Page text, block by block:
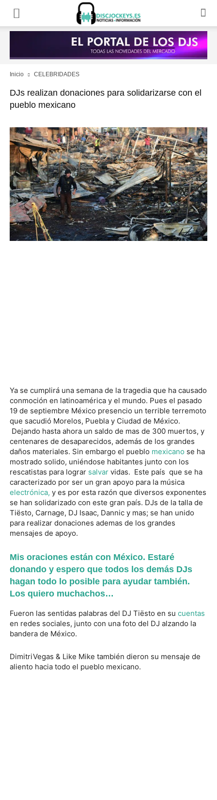
Inicio CELEBRIDADES
DJs realizan donaciones para solidarizarse con el
pueblo mexicano
Ya se cumplirá una semana de la tragedia que ha causado
conmoción en latinoamérica y el mundo. Pues el pasado
19 de septiembre México presencio un terrible terremoto
que sacudió Morelos, Puebla y Ciudad de México.
Dejando hasta ahora un saldo de mas de 300 muertos, y
centenares de desaparecidos, además de los grandes
daños materiales. Sin embargo el pueblo mexicano se ha
mostrado solido, uniéndose habitantes junto con los
rescatistas para lograr salvar vidas. Este país que se ha
caracterizado por ser un gran apoyo para la música
electrónica, y es por esta razón que diversos exponentes
se han solidarizado con este gran país. DJs de la talla de
Tiësto, Carnage, DJ Isaac, Dannic y mas; se han unido
para realizar donaciones ademas de los grandes
mensajes de apoyo.
Mis oraciones están con México. Estaré
donando y espero que todos los demás DJs
hagan todo lo posible para ayudar también.
Los quiero muchachos…
Fueron las sentidas palabras del DJ Tiësto en su cuentas
en redes sociales, junto con una foto del DJ alzando la
bandera de México.
DimitriVegas & Like Mike también dieron su mensaje de
aliento hacia todo el pueblo mexicano.